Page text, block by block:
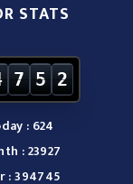
STATS
7 5 2
: 624
: 23927
: 394745